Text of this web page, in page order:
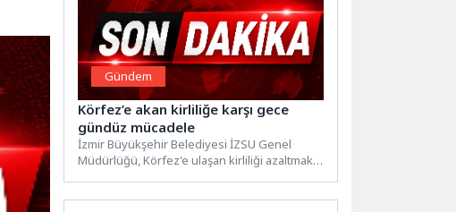
Gündem
Körfez’e akan kirliliğe karşı gece
gündüz mücadele
İzmir Büyükşehir Belediyesi İZSU Genel
Müdürlüğü, Körfez'e ulaşan kirliliği azaltmak